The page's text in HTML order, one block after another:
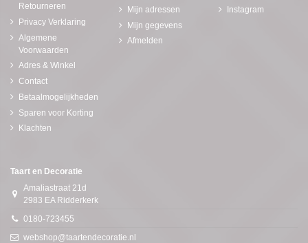
Retourneren
Privacy Verklaring
Algemene
Voorwaarden
Adres & Winkel
Contact
Betaalmogelijkheden
Sparen voor Korting
Klachten
Mijn adressen
Mijn gegevens
Afmelden
Instagram
Taart en Decoratie
Amaliastraat 21d
2983 EA Ridderkerk
0180-723455
webshop@taartendecoratie.nl